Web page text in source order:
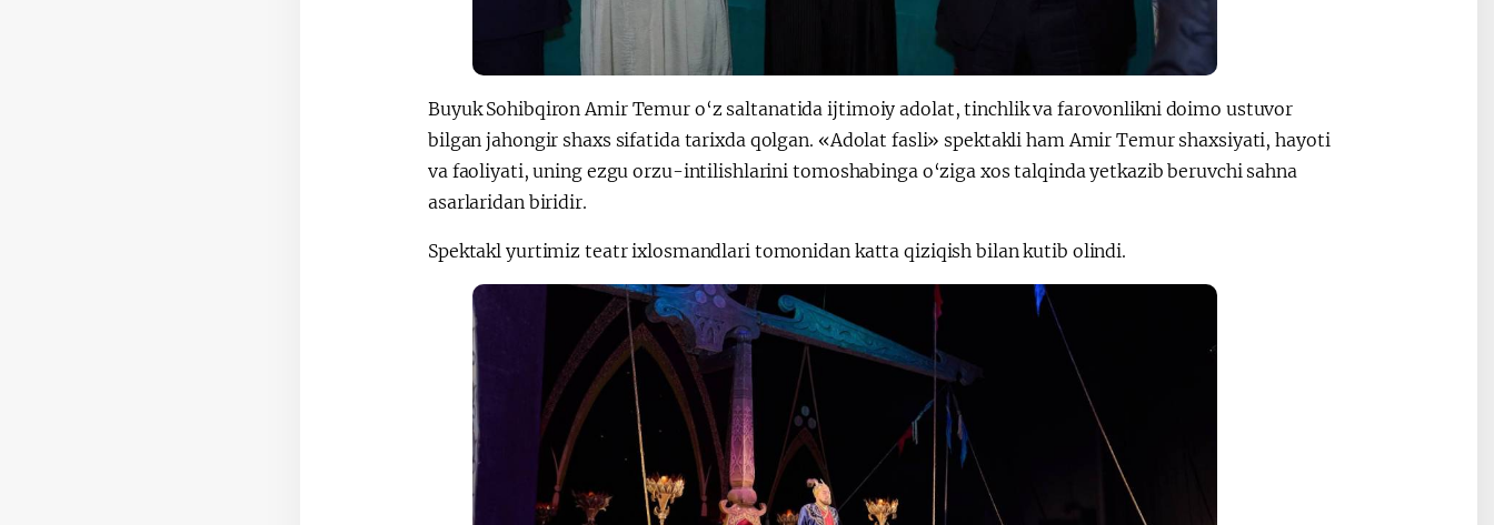
Buyuk Sohibqiron Amir Temur o‘z saltanatida ijtimoiy adolat, tinchlik va farovonlikni doimo ustuvor
bilgan jahongir shaxs sifatida tarixda qolgan. «Adolat fasli» spektakli ham Amir Temur shaxsiyati, hayoti
va faoliyati, uning ezgu orzu-intilishlarini tomoshabinga o‘ziga xos talqinda yetkazib beruvchi sahna
asarlaridan biridir.
Spektakl yurtimiz teatr ixlosmandlari tomonidan katta qiziqish bilan kutib olindi.